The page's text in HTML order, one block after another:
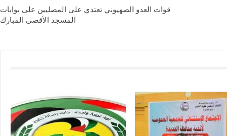
قوات العدو الصهيوني تعتدي على المصليين على بوابات
المسجد الأقصى المبارك